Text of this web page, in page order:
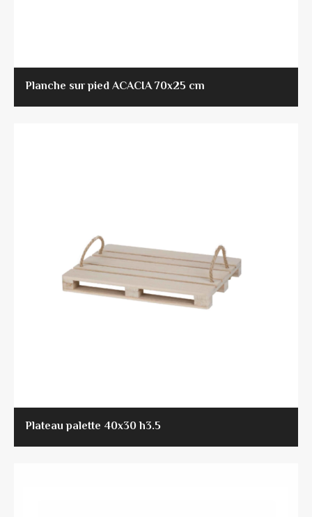
Planche sur pied ACACIA 70x25 cm
Plateau palette 40x30 h3.5